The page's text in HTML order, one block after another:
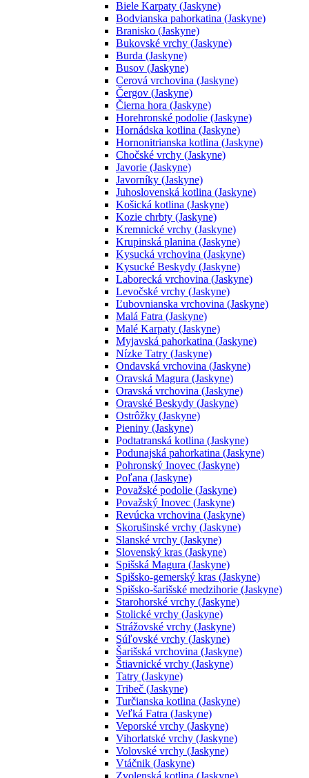
Biele Karpaty (Jaskyne)
Bodvianska pahorkatina (Jaskyne)
Branisko (Jaskyne)
Bukovské vrchy (Jaskyne)
Burda (Jaskyne)
Busov (Jaskyne)
Cerová vrchovina (Jaskyne)
Čergov (Jaskyne)
Čierna hora (Jaskyne)
Horehronské podolie (Jaskyne)
Hornádska kotlina (Jaskyne)
Hornonitrianska kotlina (Jaskyne)
Chočské vrchy (Jaskyne)
Javorie (Jaskyne)
Javorníky (Jaskyne)
Juhoslovenská kotlina (Jaskyne)
Košická kotlina (Jaskyne)
Kozie chrbty (Jaskyne)
Kremnické vrchy (Jaskyne)
Krupinská planina (Jaskyne)
Kysucká vrchovina (Jaskyne)
Kysucké Beskydy (Jaskyne)
Laborecká vrchovina (Jaskyne)
Levočské vrchy (Jaskyne)
Ľubovnianska vrchovina (Jaskyne)
Malá Fatra (Jaskyne)
Malé Karpaty (Jaskyne)
Myjavská pahorkatina (Jaskyne)
Nízke Tatry (Jaskyne)
Ondavská vrchovina (Jaskyne)
Oravská Magura (Jaskyne)
Oravská vrchovina (Jaskyne)
Oravské Beskydy (Jaskyne)
Ostrôžky (Jaskyne)
Pieniny (Jaskyne)
Podtatranská kotlina (Jaskyne)
Podunajská pahorkatina (Jaskyne)
Pohronský Inovec (Jaskyne)
Poľana (Jaskyne)
Považské podolie (Jaskyne)
Považský Inovec (Jaskyne)
Revúcka vrchovina (Jaskyne)
Skorušinské vrchy (Jaskyne)
Slanské vrchy (Jaskyne)
Slovenský kras (Jaskyne)
Spišská Magura (Jaskyne)
Spišsko-gemerský kras (Jaskyne)
Spišsko-šarišské medzihorie (Jaskyne)
Starohorské vrchy (Jaskyne)
Stolické vrchy (Jaskyne)
Strážovské vrchy (Jaskyne)
Súľovské vrchy (Jaskyne)
Šarišská vrchovina (Jaskyne)
Štiavnické vrchy (Jaskyne)
Tatry (Jaskyne)
Tribeč (Jaskyne)
Turčianska kotlina (Jaskyne)
Veľká Fatra (Jaskyne)
Veporské vrchy (Jaskyne)
Vihorlatské vrchy (Jaskyne)
Volovské vrchy (Jaskyne)
Vtáčnik (Jaskyne)
Zvolenská kotlina (Jaskyne)